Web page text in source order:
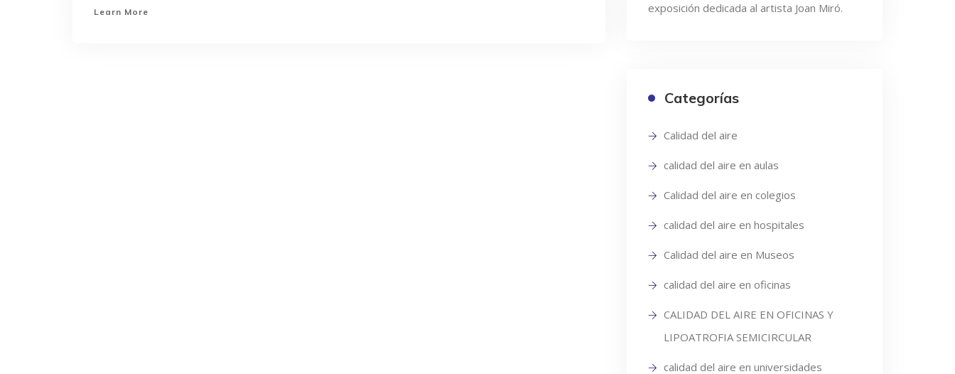
Learn More
exposición dedicada al artista Joan Miró.
Categorías
Calidad del aire
calidad del aire en aulas
Calidad del aire en colegios
calidad del aire en hospitales
Calidad del aire en Museos
calidad del aire en oficinas
CALIDAD DEL AIRE EN OFICINAS Y
LIPOATROFIA SEMICIRCULAR
calidad del aire en universidades